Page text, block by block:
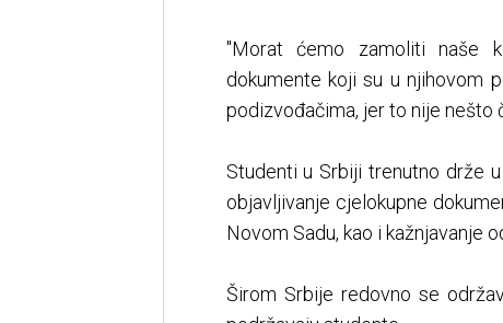
"Morat ćemo zamoliti naše
dokumente koji su u njihovom
podizvođačima, jer to nije nešto
Studenti u Srbiji trenutno drže
objavljivanje cjelokupne
Novom Sadu, kao i kažnjavanje
Širom Srbije redovno se